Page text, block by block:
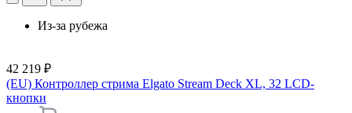
Из-за рубежа
42 219 ₽
(EU) Контроллер стрима Elgato Stream Deck XL, 32 LCD-
кнопки